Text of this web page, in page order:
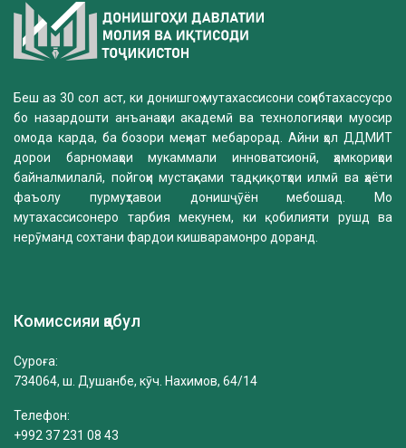
Беш аз 30 сол аст, ки донишгоҳ мутахассисони соҳибтахассусро
бо назардошти анъанаҳои академӣ ва технологияҳои муосир
омода карда, ба бозори меҳнат мебарорад. Айни ҳол ДДМИТ
дорои барномаҳои мукаммали инноватсионӣ, ҳамкориҳои
байналмилалӣ, пойгоҳи мустаҳками тадқиқотҳои илмӣ ва ҳаёти
фаъолу пурмуҳтавои донишҷӯён мебошад. Мо
мутахассисонеро тарбия мекунем, ки қобилияти рушд ва
нерӯманд сохтани фардои кишварамонро доранд.
Комиссияи қабул
Суроға:
734064, ш. Душанбе, кӯч. Нахимов, 64/14
Телефон:
+992 37 231 08 43